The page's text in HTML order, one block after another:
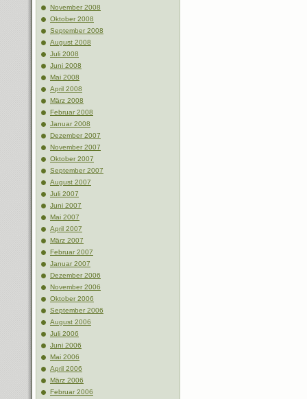
November 2008
Oktober 2008
September 2008
August 2008
Juli 2008
Juni 2008
Mai 2008
April 2008
März 2008
Februar 2008
Januar 2008
Dezember 2007
November 2007
Oktober 2007
September 2007
August 2007
Juli 2007
Juni 2007
Mai 2007
April 2007
März 2007
Februar 2007
Januar 2007
Dezember 2006
November 2006
Oktober 2006
September 2006
August 2006
Juli 2006
Juni 2006
Mai 2006
April 2006
März 2006
Februar 2006